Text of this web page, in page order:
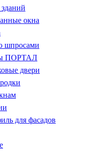
окна
шпросами
ПОРТАЛ
двери
для фасадов